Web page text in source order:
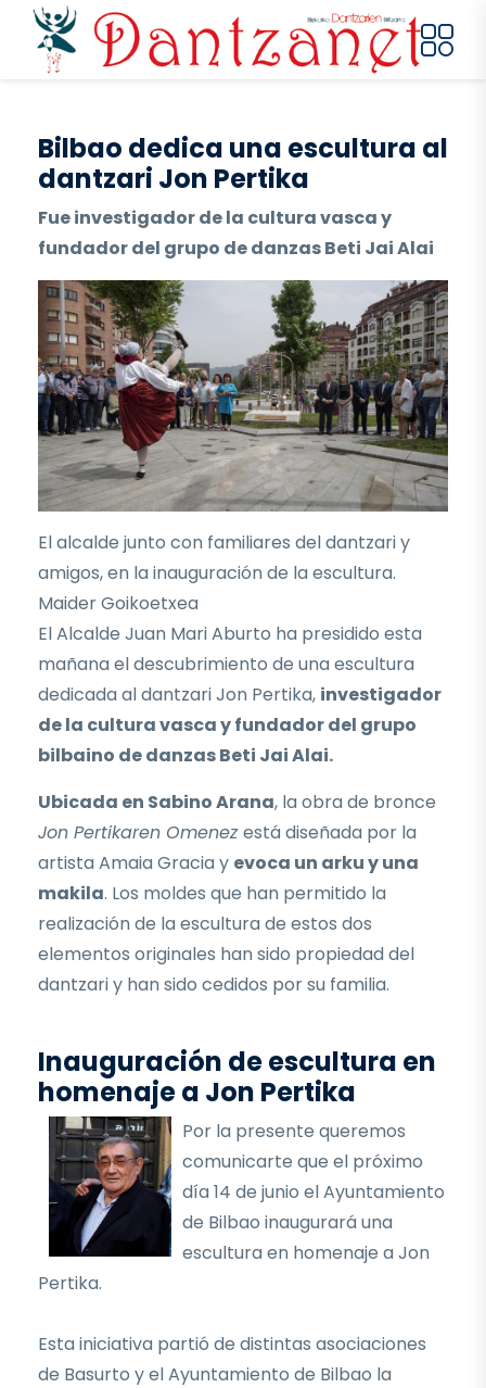
Pasar al contenido principal
Bilbao dedica una escultura al
dantzari Jon Pertika
Fue investigador de la cultura vasca y
fundador del grupo de danzas Beti Jai Alai
El alcalde junto con familiares del dantzari y
amigos, en la inauguración de la escultura.
Maider Goikoetxea
El Alcalde Juan Mari Aburto ha presidido esta
mañana el descubrimiento de una escultura
dedicada al dantzari Jon Pertika, investigador
de la cultura vasca y fundador del grupo
bilbaino de danzas Beti Jai Alai.
Ubicada en Sabino Arana, la obra de bronce
Jon Pertikaren Omenezestá diseñada por la
artista Amaia Gracia y evoca un arku y una
makila. Los moldes que han permitido la
realización de la escultura de estos dos
elementos originales han sido propiedad del
dantzari y han sido cedidos por su familia.
Inauguración de escultura en
homenaje a Jon Pertika
Por la presente queremos
comunicarte que el próximo
día 14 de junio el Ayuntamiento
de Bilbao inaugurará una
escultura en homenaje a Jon
Pertika.
Esta iniciativa partió de distintas asociaciones
de Basurto y el Ayuntamiento de Bilbao la